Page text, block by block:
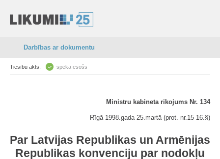
Darbības ar dokumentu
Tiesību akts: spēkā esošs
Ministru kabineta rīkojums Nr. 134
Rīgā 1998.gada 25.martā (prot. nr.15 16.§)
Par Latvijas Republikas un Armēnijas
Republikas konvenciju par nodokļu